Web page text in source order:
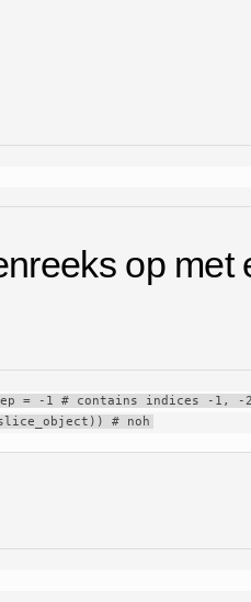
op met
= -1 # contains indices -1, -
# noh